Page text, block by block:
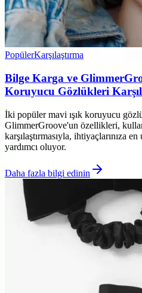
PopülerKarşılaştırma
Bilge Karga ve
Koruyucu Gözlükleri
İki popüler mavi ışık koruyucu
GlimmerGroove'un özellikleri,
karşılaştırmasıyla, ihtiyaçlarınıza
yardımcı oluyor.
Daha fazla bilgi edinin